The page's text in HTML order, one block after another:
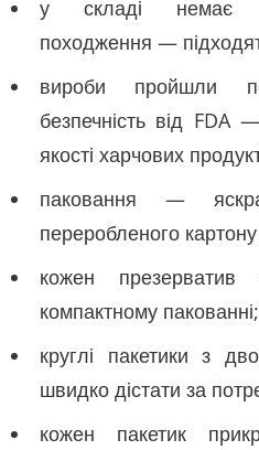
у складі немає
походження —
вироби пройшли
безпечність від FDA
якості харчових
паковання —
переробленого
кожен
компактному пакованні;
круглі пакетики з
швидко дістати за
кожен пакетик